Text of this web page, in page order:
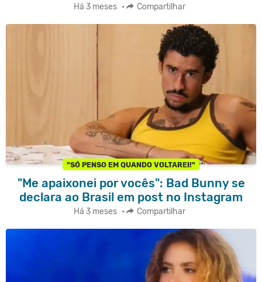
Há 3 meses • Compartilhar
"SÓ PENSO EM QUANDO VOLTAREI!"
"Me apaixonei por vocês": Bad Bunny se
declara ao Brasil em post no Instagram
Há 3 meses • Compartilhar